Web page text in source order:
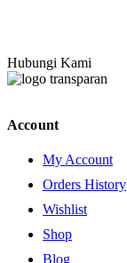
Hubungi Kami
Account
My Account
Orders History
Wishlist
Shop
Blog